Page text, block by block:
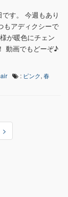
す。 今週もあり
もアディクシーで
が暖色にチェン
動画でもどーぞ♪
: ピンク, 春
>